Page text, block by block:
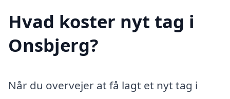
Hvad koster nyt tag i
Onsbjerg?
Når du overvejer at få lagt et nyt tag i